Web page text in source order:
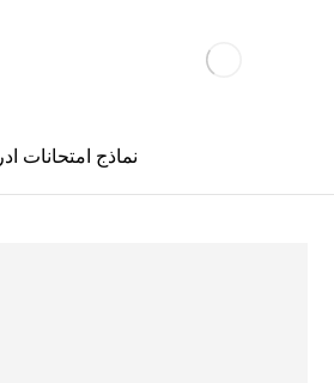
نماذج امتحانات ادر